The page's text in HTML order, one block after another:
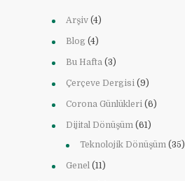
Arşiv (4)
Blog (4)
Bu Hafta (3)
Çerçeve Dergisi (9)
Corona Günlükleri (6)
Dijital Dönüşüm (61)
Teknolojik Dönüşüm (35)
Genel (11)